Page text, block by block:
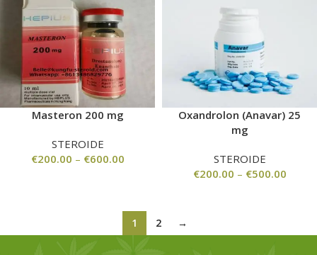
Masteron 200 mg
STEROIDE
€200.00 – €600.00
Oxandrolon (Anavar) 25
mg
STEROIDE
€200.00 – €500.00
1 2 →